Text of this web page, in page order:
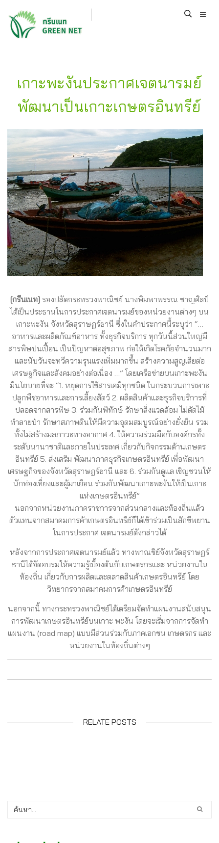
เกาะพะงันประกาศเจตนารมย์
พัฒนาเป็นเกาะเกษตรอินทรีย์
[กรีนเนท] รองปลัดกระทรวงพาณิชย์ นางพิมพาพรรณ ชาญศิลป์
ได้เป็นประธานในการประกาศเจตนารมย์ของหน่วยงานต่างๆ บน
เกาะพะงัน จังหวัดสุราษฏร์ธานี ซึ่งในคำประกาศนี้ระบุว่า “…
อาหารและผลิตภัณฑ์อาหาร ทั้งธุรกิจบริการ ทุกวันนี้ส่วนใหญ่มี
สารพิษปนเปื้อน เป็นปัญหาต่อสุขภาพ ก่อให้เกิดโรคภัยจำนวนมาก
และนับวันจะทวีความรุนแรงเพิ่มมากขึ้น สร้างความสูญเสียต่อ
เศรษฐกิจและสังคมอย่างต่อเนื่อง …” โดยเครือข่ายบนเกาะพะงัน
มีนโยบายที่จะ “1. หยุดการใช้สารเคมีทุกชนิด ในกระบวนการเพาะ
ปลูกพืชอาหารและการเลี้ยงสัตว์ 2. ผลิตสินค้าและธุรกิจบริการที่
ปลอดจากสารพิษ 3. ร่วมกันพิทักษ์ รักษาสิ่งแวดล้อม ไม่ตัดไม้
ทำลายป่า รักษาสภาพดินให้มีความอุดมสมบูรณ์อย่างยั่งยืน รวม
ทั้งไม่สร้างมลภาวะทางอากาศ 4. ให้ความร่วมมือกับองค์กรทั้ง
ระดับนานาชาติและภายในประเทศ เกี่ยวกับกิจกรรมด้านเกษตร
อินทรีย์ 5. ส่งเสริม พัฒนาภาคธุรกิจเกษตรอินทรีย์ เพื่อพัฒนา
เศรษฐกิจของจังหวัดสุราษฎร์ธานี และ 6. ร่วมกันดูแล เชิญชวนให้
นักท่องเที่ยงและผู้มาเยือน ร่วมกันพัฒนาเกาะพะงันให้เป็นเกาะ
แห่งเกษตรอินทรีย์”
นอกจากหน่วยงานภาคราชการจากส่วนกลางและท้องถิ่นแล้ว
ตัวแทนจากสมาคมการค้าเกษตรอินทรีย์ก็ได้เข้าร่วมเป็นสักขีพยาน
ในการประกาศ เจตนารมย์ดังกล่าวได้
หลังจากการประกาศเจตนารมย์แล้ว ทางพาณชิย์จังหวัดสุราษฏร์
ธานีได้จัดอบรมให้ความรู้เบื้องต้นกับเกษตรกรและ หน่วยงานใน
ท้องถิ่น เกี่ยวกับการผลิตและตลาดสินค้าเกษตรอินทรีย์ โดย
วิทยากรจากสมาคมการค้าเกษตรอินทรีย์
นอกจากนี้ ทางกระทรวงพาณิชย์ได้เตรียมจัดทำแผนงานสนับสนุน
การพัฒนาเกษตรอินทรีย์บนเกาะ พะงัน โดยจะเริ่มจากการจัดทำ
แผนงาน (road map) แบบมีส่วนร่วมกับภาคเอกชน เกษตรกร และ
หน่วยงานในท้องถิ่นต่างๆ
RELATE POSTS